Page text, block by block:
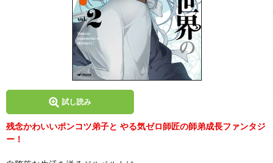
試し読み
残念かわいいポンコツ弟子と やる気ゼロ師匠の師弟成長ファンタジ
ー！